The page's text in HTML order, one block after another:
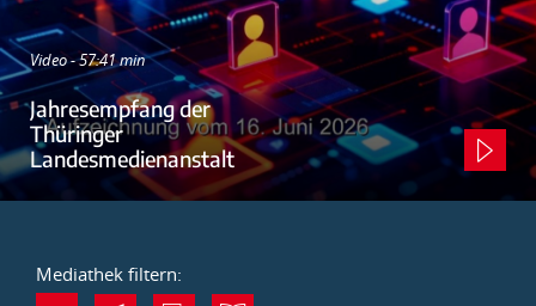
Video - 57:41 min
Jahresempfang der
Thüringer
Landesmedienanstalt
Mediathek filtern: